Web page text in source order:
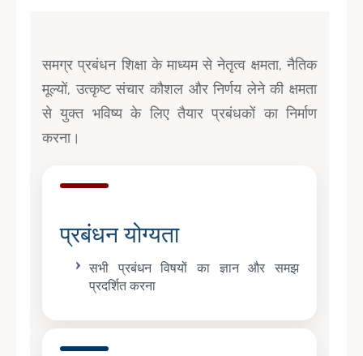
समग्र प्रबंधन शिक्षा के माध्यम से नेतृत्व क्षमता, नैतिक
मूल्यों, उत्कृष्ट संचार कौशल और निर्णय लेने की क्षमता
से युक्त भविष्य के लिए तैयार प्रबंधकों का निर्माण
करना।
प्रबंधन योग्यता
सभी प्रबंधन विषयों का ज्ञान और समझ
प्रदर्शित करना